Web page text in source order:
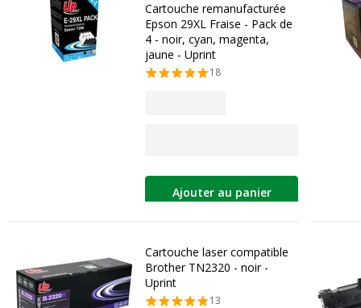
Cartouche remanufacturée
Epson 29XL Fraise - Pack de
4 - noir, cyan, magenta,
jaune - Uprint
18
Ajouter au panier
Cartouche laser compatible
Brother TN2320 - noir -
Uprint
13